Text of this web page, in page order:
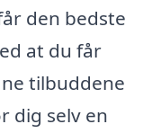
den bedste
at du får
tilbuddene
dig selv en